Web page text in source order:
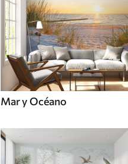
Mar y Océano